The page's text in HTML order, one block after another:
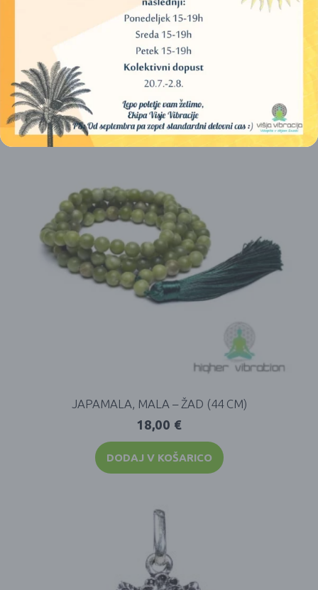
SEMEN, Z BELO RESO
20,00€
18,00€
DODAJ V KOŠARICO
JAPAMALA, MALA – ŽAD (44 CM)
18,00 €
DODAJ V KOŠARICO